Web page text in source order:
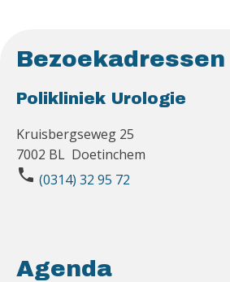
Bezoekadressen
Polikliniek Urologie
Kruisbergseweg 25
7002 BL Doetinchem
phone (0314) 32 95 72
Agenda